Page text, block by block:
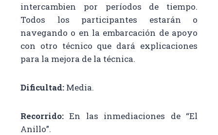
intercambien por períodos de tiempo.
Todos los participantes estarán o
navegando o en la embarcación de apoyo
con otro técnico que dará explicaciones
para la mejora de la técnica.
Dificultad: Media.
Recorrido:En las inmediaciones de “El
Anillo”.